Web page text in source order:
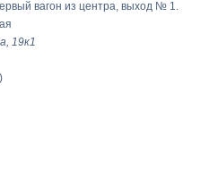
вагон из центра, выход № 1.
19к1